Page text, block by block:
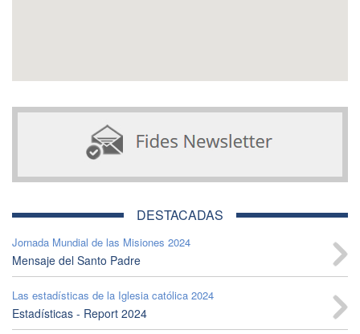
DESTACADAS
Jornada Mundial de las Misiones 2024
Mensaje del Santo Padre
Las estadísticas de la Iglesia católica 2024
Estadísticas - Report 2024